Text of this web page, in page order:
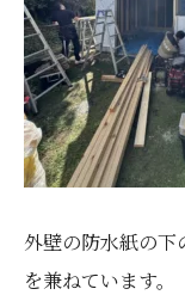
外壁の防水紙の
を兼ねています。